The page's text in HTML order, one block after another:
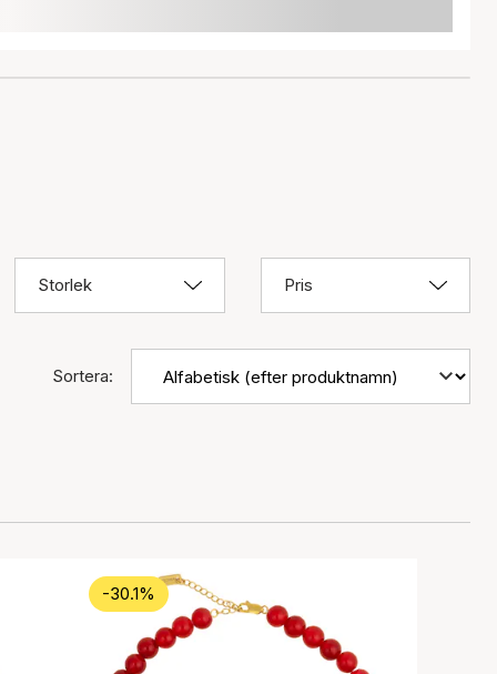
Storlek Pris
Sortera:
-30.1%